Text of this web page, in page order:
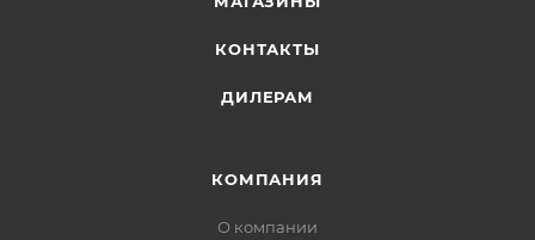
КОНТАКТЫ
ДИЛЕРАМ
КОМПАНИЯ
О компании